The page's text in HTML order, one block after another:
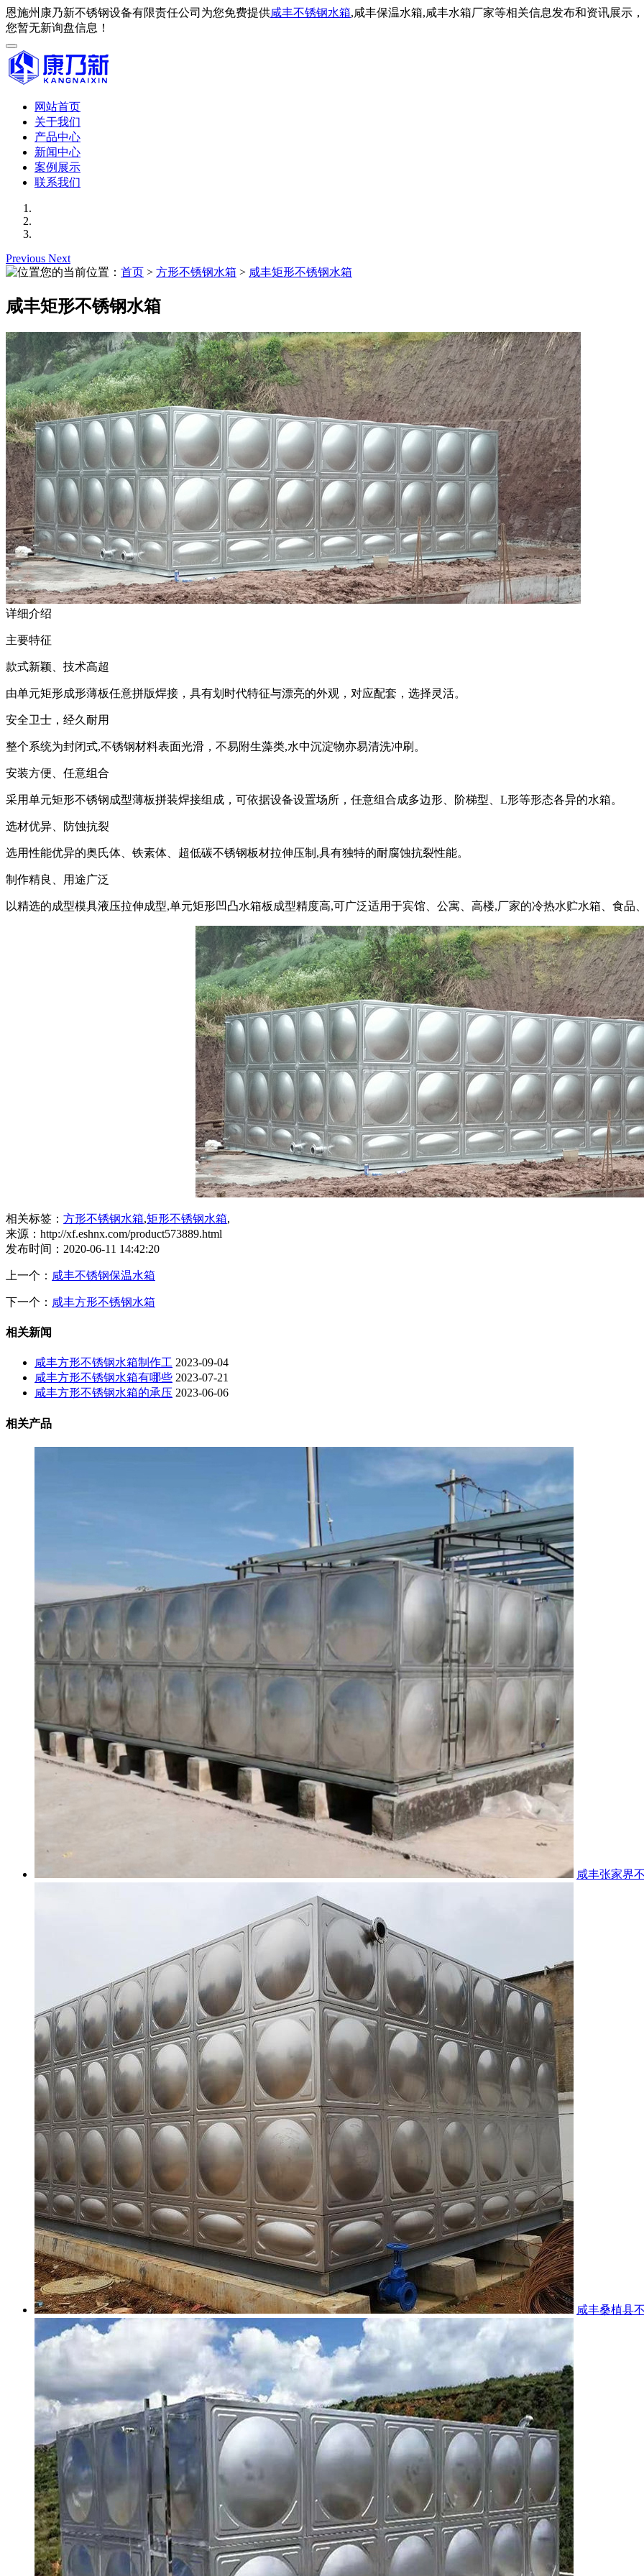
恩施州康乃新不锈钢设备有限责任公司为您免费提供咸丰不锈钢水箱,咸丰保温水箱,咸丰水箱厂家等相关信息发布和资讯展示，
您暂无新询盘信息！
网站首页
关于我们
产品中心
新闻中心
案例展示
联系我们
Previous Next
您的当前位置： 首页 > 方形不锈钢水箱 > 咸丰矩形不锈钢水箱
咸丰矩形不锈钢水箱
详细介绍
主要特征
款式新颖、技术高超
由单元矩形成形薄板任意拼版焊接，具有划时代特征与漂亮的外观，对应配套，选择灵活。
安全卫士，经久耐用
整个系统为封闭式,不锈钢材料表面光滑，不易附生藻类,水中沉淀物亦易清洗冲刷。
安装方便、任意组合
采用单元矩形不锈钢成型薄板拼装焊接组成，可依据设备设置场所，任意组合成多边形、阶梯型、L形等形态各异的水箱。
选材优异、防蚀抗裂
选用性能优异的奥氏体、铁素体、超低碳不锈钢板材拉伸压制,具有独特的耐腐蚀抗裂性能。
制作精良、用途广泛
以精选的成型模具液压拉伸成型,单元矩形凹凸水箱板成型精度高,可广泛适用于宾馆、公寓、高楼,厂家的冷热水贮水箱、食品
相关标签： 方形不锈钢水箱,矩形不锈钢水箱,
来源：http://xf.eshnx.com/product573889.html
发布时间：2020-06-11 14:42:20
上一个： 咸丰不锈钢保温水箱
下一个： 咸丰方形不锈钢水箱
相关新闻
咸丰方形不锈钢水箱制作工 2023-09-04
咸丰方形不锈钢水箱有哪些 2023-07-21
咸丰方形不锈钢水箱的承压 2023-06-06
相关产品
咸丰张家界
咸丰桑植县